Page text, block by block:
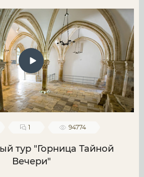
1 94774
тур "Горница Тайной
Вечери"